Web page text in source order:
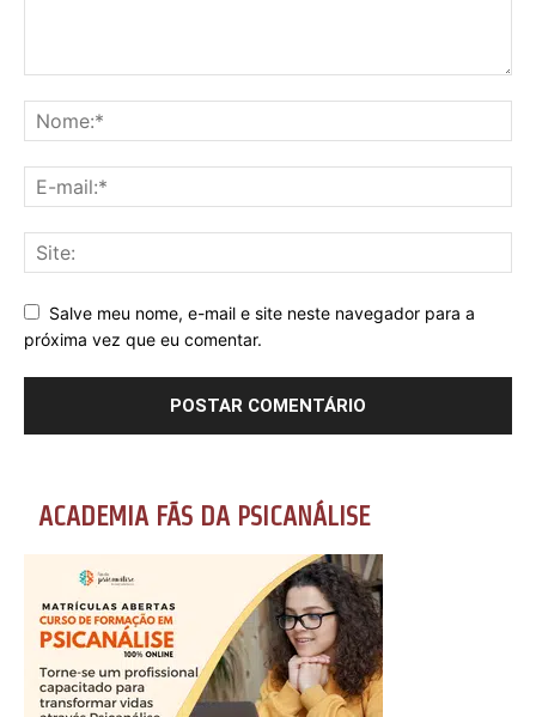
Salve meu nome, e-mail e site neste navegador para a
próxima vez que eu comentar.
ACADEMIA FÃS DA PSICANÁLISE